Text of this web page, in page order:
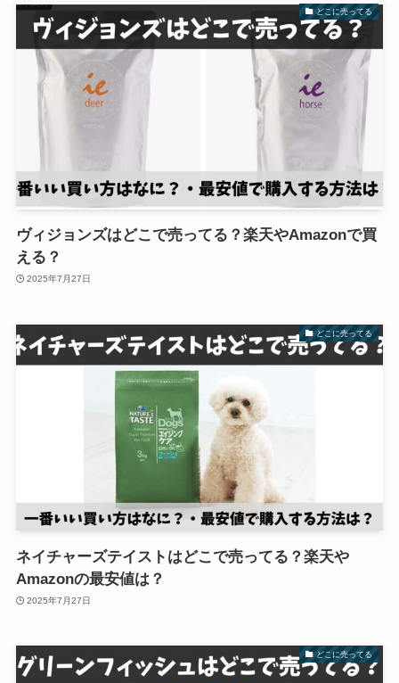
どこに売ってる
ヴィジョンズはどこで売ってる？楽天やAmazonで買
える？
2025年7月27日
どこに売ってる
ネイチャーズテイストはどこで売ってる？楽天や
Amazonの最安値は？
2025年7月27日
どこに売ってる